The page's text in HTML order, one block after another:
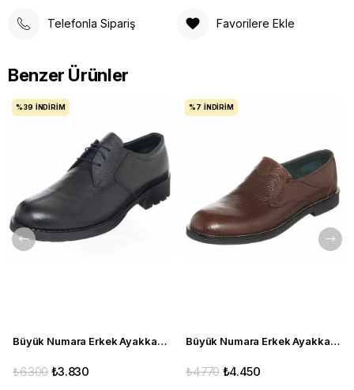
Telefonla Sipariş Favorilere Ekle
Benzer Ürünler
Büyük Numara Erkek Ayakkabı S946 Siyah Deri
₺3.830
₺6.300
%39 İNDIRIM
Büyük Numara Erkek Ayakkabı CS941 Kahve
₺4.450
₺4.770
%7 İNDIRIM